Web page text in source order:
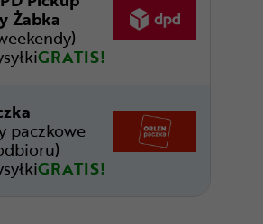
Żabka
GRATIS!
paczkowe
GRATIS!